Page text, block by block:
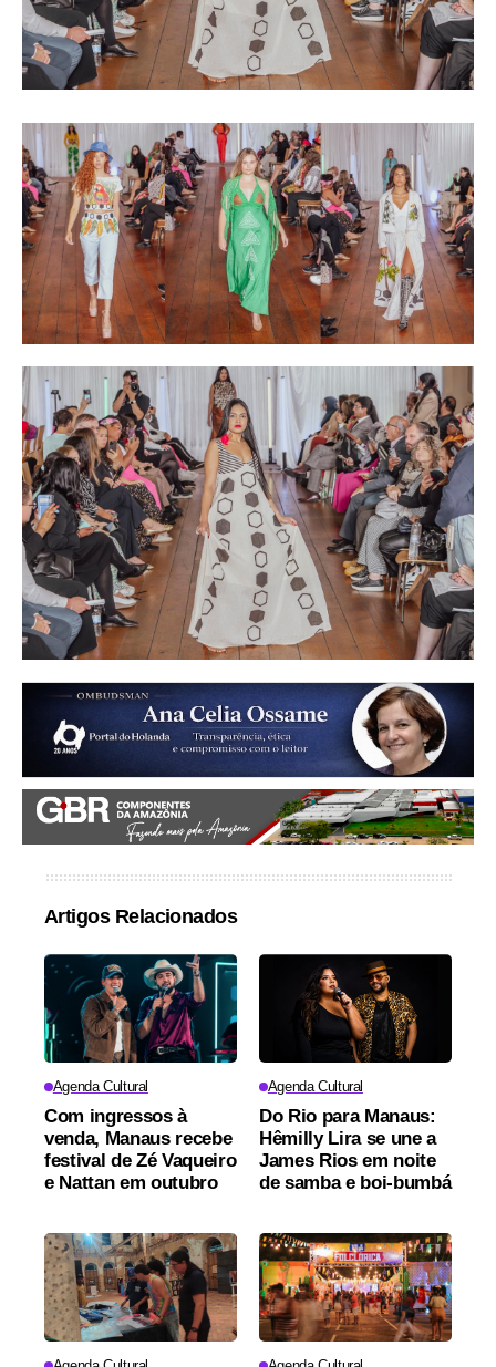
Artigos Relacionados
Agenda Cultural
Com ingressos à
venda, Manaus recebe
festival de Zé Vaqueiro
e Nattan em outubro
Agenda Cultural
Do Rio para Manaus:
Hêmilly Lira se une a
James Rios em noite
de samba e boi-bumbá